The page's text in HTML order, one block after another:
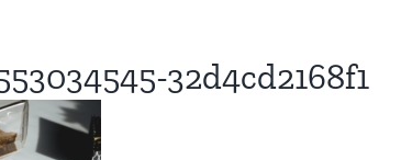
32d4cd2168f1